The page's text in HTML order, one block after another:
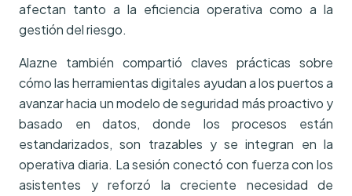
afectan tanto a la eficiencia operativa como a la
gestión del riesgo.
Alazne también compartió claves prácticas sobre
cómo las herramientas digitales ayudan a los puertos a
avanzar hacia un modelo de seguridad más proactivo y
basado en datos, donde los procesos están
estandarizados, son trazables y se integran en la
operativa diaria. La sesión conectó con fuerza con los
asistentes y reforzó la creciente necesidad de